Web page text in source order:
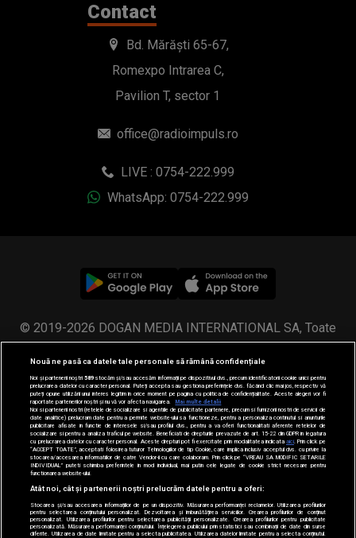
Contact
Bd. Mărăști 65-67,
Romexpo Intrarea C,
Pavilion T, sector 1
office@radioimpuls.ro
LIVE : 0754-222.999
WhatsApp: 0754-222.999
© 2019-2026 DOGAN MEDIA INTERNATIONAL SA, Toate
drepturile rezervate.
Nouă ne pasă ca datele tale personale să rămână confidențiale
Noi și partenerii noștri589stocăm și/sau accesăm informații pe dispozitivul dvs., precum identificatorii cookie unici pentru
prelucrarea datelor cu caracter personal. Puteți accepta sau gestiona preferințele dvs. făcând clic mai jos, respectiv vă
puteți opune utilizării unui interes legitim în orice moment pe pagina cu politica de confidențialitate. Aceste alegeri vor fi
raportate partenerilor noștri și nu vă vor afecta navigarea.
Mai multe detalii
Noi si partenerii nostri (retelele de socializare si agentiile de publicitate partenere, precum si furnizorii nostri de servicii de
date analitice) prelucram date pentru a permite website-ului sa functioneze, pentru a personaliza continutul si anunturile
publicitare afisate in functie de interesele si/sau profilul dvs., pentru a va oferi functionalitati aferente retelelor de
socializare si pentru a analiza traficul pe website. Beneficiati de drepturile prevazute de art. 15-22 din GDPR in legatura
cu prelucrarea datelor cu caracter personal. Aceste drepturi pot fi exercitate prin modalitatea indicataaici . Prin click pe
“ACCEPT TOATE”, acceptati folosirea tuturor Tehnologiilor de tip Cookie, care implica inclusiv acceptul dvs. cu privire la
stocarea/accesarea informatiilor de catre Vendor-ii cu care colaboram. Prin click pe “VREAU SA MODIFIC SETARILE
INDIVIDUAL” puteti schimba preferintele in mod individual, mai putin cele legate de cookie strict necesare pentru
functionarea website-ului.
Atât noi, cât și partenerii noștri prelucrăm datele pentru a oferi:
Stocarea și/sau accesarea informațiilor de pe un dispozitiv. Măsurarea performanței reclamelor. Utilizarea profilurilor
pentru selectarea conținutului personalizat. Dezvoltarea și îmbunătățirea serviciilor. Crearea profilurilor de conținut
personalizat. Utilizarea profilurilor pentru selectarea publicității personalizate. Crearea profilurilor pentru publicitate
personalizată. Măsurarea performanței conținutului. Înțelegerea publicului prin statistici sau combinații de date din surse
diferite. Utilizarea de date limitate pentru a selecta publicitatea. Utilizarea datelor limitate pentru a selecta conținutul.